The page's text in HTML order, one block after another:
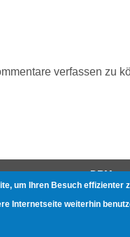
verfassen zu
DRM
um Ihren Besuch effizienter
Internetseite weiterhin